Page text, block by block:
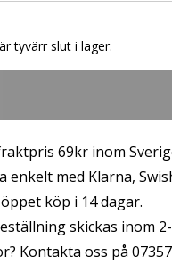
tyvärr slut i lager.
69kr inom
enkelt med Klarna,
köp i 14 dagar.
skickas inom
Kontakta oss på